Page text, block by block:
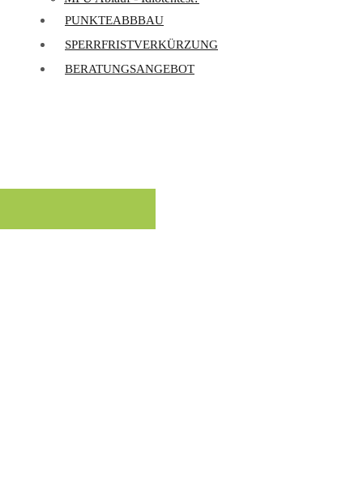
PUNKTEABBBAU
SPERRFRISTVERKÜRZUNG
BERATUNGSANGEBOT